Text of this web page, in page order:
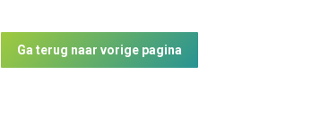
Ga terug naar vorige pagina